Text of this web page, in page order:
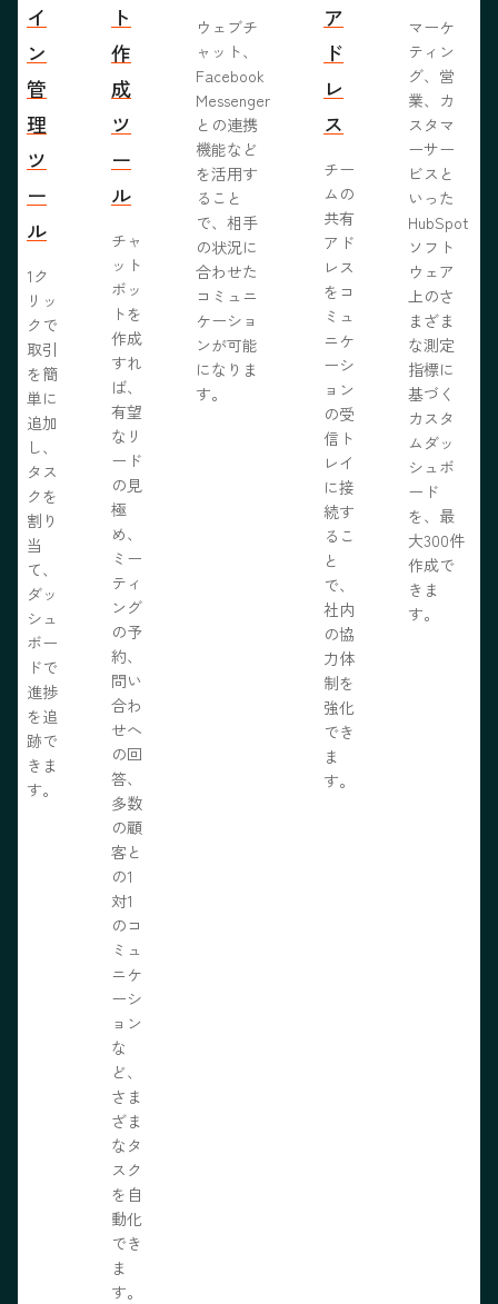
イ
ン
管
理
ツ
ー
ル
1ク
リッ
クで
取引
を簡
単に
追加
し、
タス
クを
割り
当
て、
ダッ
シュ
ボー
ドで
進捗
を追
跡で
きま
す。
ト
作
成
ツ
ー
ル
チャ
ット
ボッ
トを
作成
すれ
ば、
有望
なリ
ード
の見
極
め、
ミー
ティ
ング
の予
約、
問い
合わ
せへ
の回
答、
多数
の顧
客と
の1
対1
のコ
ミュ
ニケ
ーシ
ョン
な
ど、
さま
ざま
なタ
スク
を自
動化
でき
ま
す。
ウェブチ
ャット、
Facebook
Messenger
との連携
機能など
を活用す
ること
で、相手
の状況に
合わせた
コミュニ
ケーショ
ンが可能
になりま
す。
ア
ド
レ
ス
チー
ムの
共有
アド
レス
をコ
ミュ
ニケ
ーシ
ョン
の受
信ト
レイ
に接
続す
るこ
と
で、
社内
の協
力体
制を
強化
でき
ま
す。
マーケ
ティン
グ、営
業、カ
スタマ
ーサー
ビスと
いった
HubSpot
ソフト
ウェア
上のさ
まざま
な測定
指標に
基づく
カスタ
ムダッ
シュボ
ード
を、最
大300件
作成で
きま
す。